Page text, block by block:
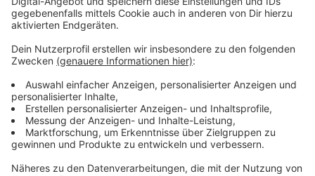
Anzeige
Zustimmung, um den YouTube
Video-Service zu laden!
Wir verwenden einen Service eines
Drittanbieters, um Videoinhalte
einzubetten. Dieser Service kann